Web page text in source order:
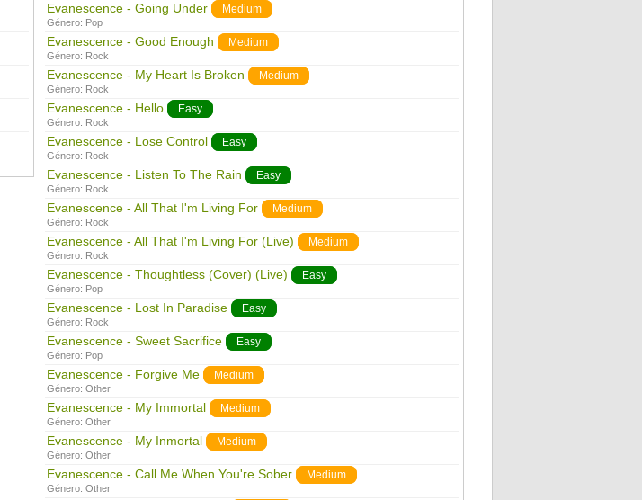
Evanescence - Going Under Medium
Género: Pop
Evanescence - Good Enough Medium
Género: Rock
Evanescence - My Heart Is Broken Medium
Género: Rock
Evanescence - Hello Easy
Género: Rock
Evanescence - Lose Control Easy
Género: Rock
Evanescence - Listen To The Rain Easy
Género: Rock
Evanescence - All That I'm Living For Medium
Género: Rock
Evanescence - All That I'm Living For (Live) Medium
Género: Rock
Evanescence - Thoughtless (Cover) (Live) Easy
Género: Pop
Evanescence - Lost In Paradise Easy
Género: Rock
Evanescence - Sweet Sacrifice Easy
Género: Pop
Evanescence - Forgive Me Medium
Género: Other
Evanescence - My Immortal Medium
Género: Other
Evanescence - My Inmortal Medium
Género: Other
Evanescence - Call Me When You're Sober Medium
Género: Other